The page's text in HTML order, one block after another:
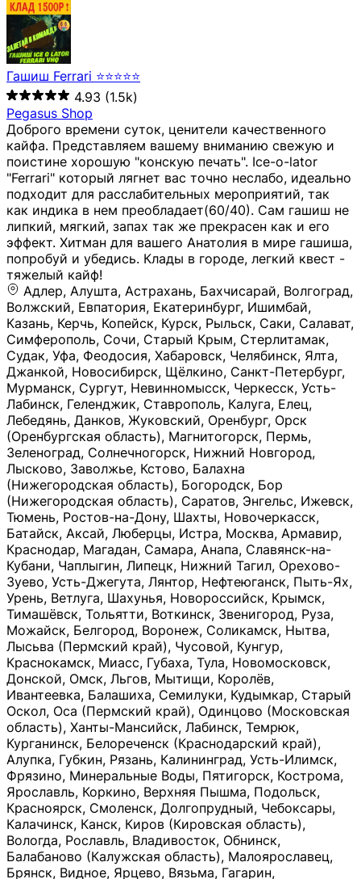
Гашиш Ferrari ⭐⭐⭐⭐⭐
4.93 (1.5k)
Pegasus Shop
Доброго времени суток, ценители качественного
кайфа. Представляем вашему вниманию свежую и
поистине хорошую "конскую печать". Ice-o-lator
"Ferrari" который лягнет вас точно неслабо, идеально
подходит для расслабительных мероприятий, так
как индика в нем преобладает(60/40). Сам гашиш не
липкий, мягкий, запах так же прекрасен как и его
эффект. Хитман для вашего Анатолия в мире гашиша,
попробуй и убедись. Клады в городе, легкий квест -
тяжелый кайф!
Адлер, Алушта, Астрахань, Бахчисарай, Волгоград, Волжский, Евпатория, Екатеринбург, Ишимбай, Казань, Керчь, Копейск, Курск, Рыльск, Саки, Салават, Симферополь, Сочи, Старый Крым, Стерлитамак, Судак, Уфа, Феодосия, Хабаровск, Челябинск, Ялта, Джанкой, Новосибирск, Щёлкино, Санкт-Петербург, Мурманск, Сургут, Невинномысск, Черкесск, Усть-Лабинск, Геленджик, Ставрополь, Калуга, Елец, Лебедянь, Данков, Жуковский, Оренбург, Орск (Оренбургская область), Магнитогорск, Пермь, Зеленоград, Солнечногорск, Нижний Новгород, Лысково, Заволжье, Кстово, Балахна (Нижегородская область), Богородск, Бор (Нижегородская область), Саратов, Энгельс, Ижевск, Тюмень, Ростов-на-Дону, Шахты, Новочеркасск, Батайск, Аксай, Люберцы, Истра, Москва, Армавир, Краснодар, Магадан, Самара, Анапа, Славянск-на-Кубани, Чаплыгин, Липецк, Нижний Тагил, Орехово-Зуево, Усть-Джегута, Лянтор, Нефтеюганск, Пыть-Ях, Урень, Ветлуга, Шахунья, Новороссийск, Крымск, Тимашёвск, Тольятти, Воткинск, Звенигород, Руза, Можайск, Белгород, Воронеж, Соликамск, Нытва, Лысьва (Пермский край), Чусовой, Кунгур, Краснокамск, Миасс, Губаха, Тула, Новомосковск, Донской, Омск, Льгов, Мытищи, Королёв, Ивантеевка, Балашиха, Семилуки, Кудымкар, Старый Оскол, Оса (Пермский край), Одинцово (Московская область), Ханты-Мансийск, Лабинск, Темрюк, Курганинск, Белореченск (Краснодарский край), Алупкa, Губкин, Рязань, Калининград, Усть-Илимск, Фрязино, Минеральные Воды, Пятигорск, Кострома, Ярославль, Коркино, Верхняя Пышма, Подольск, Красноярск, Смоленск, Долгопрудный, Чебоксары, Калачинск, Канск, Киров (Кировская область), Вологда, Рославль, Владивосток, Обнинск, Балабаново (Калужская область), Малоярославец, Брянск, Видное, Ярцево, Вязьма, Гагарин, Приволжск, Фурманов, Чайковский, Кинешма, Горячий Ключ, Улан-Удэ, Туймазы, Дюртюли, Альметьевск, Нефтекамск, Хадыженск, Апшеронск, Майкоп, Уссурийск, Ульяновск, Гатчина, Луга (Ленинградская область), Надым, Ногинск, Электросталь, Железнодорожный (Московская область), Бутурлиновка, Кириллов, Краснознаменск (Калиниградская область), Мышкин, Томмот, Холм, Абакан, Абдулино, Агидель, Агрыз, Адыгейск, Азнакаево, Алатырь, Алдан, Алейск, Александров, Александровск, Алексеевка (Белгородская обл.), Алексин, Амурск, Анадырь, Ангарск, Андреаполь, Анжеро-Судженск, Анива, Апатиты, Арамиль, Ардон, Арзамас, Аркадак, Арсеньев, Артём, Артёмовский, Архангельск, Асбест, Асино, Аткарск, Ахтубинск, Аша, Бабаево (Вологодская область), Бавлы (Республика Татарстан), Байкальск, Бакал, Баксан, Балаклава, Балаково (Саратовская область), Балашов (Саратовская область), Балтийск, Барабинск, Барнаул, Барыш (Ульяновская область), Бежецк, Белая Калитва (Ростовская область), Белебей, Белогорск (Крым), Белозерск, Белокуриха, Беломорск, Белоозёрский (Московская область), Белорецк (Республика Башкортостан), Кызыл, Белоярский (Ханты-Мансийский АО), Бердск, Березники (Пермский край), Берёзовский (Кемеровская область), Берёзовский (Свердловская область), Беслан, Бийск, Бикин, Билибино, Биробиджан, Благовещенск (Амурская область), Благовещенск (Башкортостан), Бобров, Богородицк, Боготол, Богучар, Бокситогорск (Ленинградская область), Бологое (Тверская область), Болхов, Большой Камень (Приморский край), Борисоглебск (Воронежская область), Боровичи (Новгородская область), Боровск, Бородино, Братск, Бронницы (Московская область), Бугульма (Республика Татарстан), Бугуруслан (Оренбургская область), Буинск, Буй, Буйнакск, Валдай, Валуйки, Велиж, Великие Луки, Великий Новгород, Великий Устюг, Вельск, Венёв, Верещагино, Верхнеуральск, Верхний Уфалей, Верхняя Салда, Верхняя Тура, Весьегонск, Вилючинск, Вихоревка, Вичуга, Владикавказ, Волгодонск, Волгореченск, Володарск, Волосово, Волчанск, Вольск, Воркута, Ворсма, Всеволожск (Ленинградская область), Вуктыл, Выкса, Высоковск, Высоцк, Вытегра, Вышний Волочёк, Вяземский, Вязники, Вятские Поляны, Нея, Шилка, Гаврилов Посад, Гаврилов-Ям, Гай, Галич, Гдов, Голицыно, Горно-Алтайск, Горнозаводск, Горняк, Городец, Гороховец, Гремячинск, Грозный, Грязи, Грязовец, Губкинский, Гуково, Гулькевичи, Гурьевск (Калининградская область), Гурьевск (Кемеровская область), Гусев, Гусь-Хрустальный, Давлеканово, Далматово, Дальнегорск, Дегтярск, Дедовск, Демидов, Дербент, Десногорск, Дзержинск, Дзержинский (Московская область), Дивногорск, Димитровград, Дмитровск, Дно, Добрянка, Долинск, Домодедово, Донецк (ДНР), Дорогобуж, Дрезна, Дубна, Дудинка, Духовщина, Дятьково, Егорьевск, Елабуга, Елизово, Ельня (Будет изменено название), Емва, Енисейск, Ермолино, Ершов, Ессентуки, Ефремов, Железноводск, Железногорск (Красноярский край), Железногорск (Курская область), Железногорск-Илимский, Жигулёвск, Жиздра, Жирновск, Жуков, Жуковка, Заводоуковск, Заволжск, Задонск, Заинск, Заозёрный, Заозёрск, Западная Двина, Заполярный, Зарайск, Заречный (Пензенская область), Заречный (Свердловская область), Заринск, Звенигово, Зверево, Зеленогорск ( Ленинградская обл. ), Зеленоградск, Зеленодольск, Зеленокумск, Зерноград, Зима, Змеиногорск, Зубцов, Ивангород, Иваново, Ивдель, Избербаш, Изобильный, Иланский, Инза, Инкерман, Инта, Ипатово, Искитим, Йошкар-Ола, Кадников, Калач, Калач-на-Дону, Калининск, Калтан, Калязин, Камбарка, Каменка (Пензенская область), Каменногорск (Ленинградская область), Каменск-Уральский, Каменск-Шахтинский, Камень-на-Оби, Камешково, Камышин, Канаш, Кандалакша, Карабаново, Карабаш, Карачаевск, Каргат, Каргополь, Карпинск, Карталы, Касимов, Касли, Каспийск, Катав-Ивановск, Катайск, Качканар, Кашин, Кашира, Кемерово, Кемь, Кизел, Кизилюрт, Кизляр, Кимовск, Кимры, Кингисепп, Кинель, Киреевск, Киренск, Киржач, Кириши, Кирово-Чепецк, Кировск (Ленинградская область), Кировск (Мурманская область), Кирсанов, Киселёвск, Кисловодск, Климовск, Клинцы, Княгинино, Ковдор, Ковров, Когалым, Козельск, Козьмодемьянск, Кола, Кологрив, Колпашево, Колпино, Кольчугино, Комсомольск, Комсомольск-на-Амуре, Конаково, Кондопога, Кондрово, Константиновск, Кораблино, Кореновск, Корсаков, Коряжма, Костерёво, Костомукша, Котельники, Котельниково, Котельнич, Котлас, Котовск, Кохма, Красноармейск (Московская область), Краснозаводск, Краснознаменск (Московская область), Краснокаменск, Краснослободск (Волгоградская область), Краснотурьинск, Красноуральск, Красный Сулин, Кремёнки, Кропоткин, Кубинка, Кувшиново (Тверская область), Кудрово, Кулебаки, Кумертау, Курлово, Куровское, Куртамыш, Курчатов, Куса, Кушва, Кыштым, Лабытнанги, Лагань, Лаишево (Республика Татарстан), Лакинск, Лангепас, Лахденпохья, Ленинск-Кузнецкий, Ленск (Республика Саха), Лермонтов (Ставропольский край), Лесозаводск (Приморский край), Лесосибирск, Ливны (Орловская область), Ликино-Дулёво, Липки (Тульская область), Лиски (Воронежская область), Лихославль, Лодейное Поле, Ломоносов (Санкт-Петербург), Лосино-Петровский, Лукоянов, Луховицы, Лыткарино, Любань (Ленинградская область), Любим, Людиново, Магас, Майский, Макаров, Малая Вишера, Малгобек, Мамадыш, Мамоново, Мантурово, Маркс, Махачкала, Мглин, Мегион, Медвежьегорск, Медногорск, Медынь, Меленки, Мелеуз, Менделеевск, Мещовск, Микунь, Миллерово, Минусинск, Миньяр, Мирный (Архангельская область), Мирный (Якутия), Михайловка (Город), Михайловск (Свердловская область), Михайловск (Ставропольский край), Могоча, Можга, Моздок, Мончегорск, Морозовск, Моршанск, Мосальск, Муравленко, Мурино, Муром, Мценск, Мыски, Набережные Челны, Навашино (Нижегородская область), Назарово (Красноярский край), Назрань, Нальчик, Наро-Фоминск, Нарткала, Нарьян-Мар, Находка, Невель (Псковская область), Невельск, Невьянск, Нелидово (Тверская область), Неман, Нерехта (Костромская область), Нерюнгри, Нестеров, Нефтегорск (Самарская область), Нефтекумск, Нижневартовск, Нижнекамск (Республика Татарстан), Нижнеудинск, Нижние Серги, Нижний Ломов, Нижняя Тура, Николаевск-на-Амуре, Никольск (Вологодская область), Никольск (Пензенская область), Новая Ладога, Новая Ляля, Новоалександровск, Новоалтайск, Нововоронеж, Новодвинск, Новозыбков, Новокубанск, Новокуйбышевск, Новомичуринск, Новопавловск, Новоржев, Новосокольники, Новотроицк, Новоульяновск, Новоуральск, Новохопёрск, Новочебоксарск, Новошахтинск, Новый Оскол, Новый Уренгой, Норильск, Нурлат, Нягань, Нязепетровск, Няндома, Облучье, Обоянь, Озёрск (Калининградская область), Озёрск (Челябинская область), Озёры, Октябрьск (Самарская область), Октябрьский (Башкортостан), Окуловка (Новгородская область), Оленегорск, Олонец, Онега, Опочка, Осинники, Осташков, Остров, Острогожск, Отрадный, Оха, Павлово, Павловск (Воронежская область), Павловск (Санкт-Петербург), Павловский Посад, Партизанск, Певек, Пенза, Первоуральск, Перевоз, Пересвет, Переславль-Залесский, Пестово (Новгородская область), Петрозаводск, Петропавловск-Камчатский, Печоры, Пикалёво, Пионерский, Питкяранта, Плавск, Плёс, Подпорожье, Покачи, Покров, Покровск, Полесск, Полысаево, Полярные Зори, Полярный, Поронайск, Порхов, Похвистнево, Почеп, Починок, Пошехонье, Правдинск, Приморск (Калининградская область), Приморско-Ахтарск, Приозерск, Прокопьевск, Протвино, Прохладный, Пугачёв, Пудож, Пустошка, Пушкино, Пущино, Пыталово, Радужный (Владимирская область), Радужный (Ханты-Мансийский АО), Райчихинск, Раменское, Рассказово, Ревда, Реж, Реутов, Родники, Россошь, Ростов (Ярославская обл.), Рошаль, Ртищево, Рубцовск, Рузаевка, Рыбинск, Рыбное, Ряжск, Салехард, Сальск, Саранск, Сарапул, Саров, Сасово, Сатка, Сафоново, Саяногорск, Саянск, Светлогорск, Светлоград, Светлый, Светогорск (Ленинградская область), Свободный, Себеж, Северобайкальск, Северодвинск, Североуральск, Сегежа, Семикаракорск, Сенгилей, Серафимович, Сергач, Сергиев Посад, Сердобск, Сертолово (Ленинградская область), Сестрорецк (Ленинградская область), Сибай, Скопин, Славгород, Сланцы, Слободской, Слюдянка, Собинка, Советск (Кировская область), Советск (Калининградская область), Советск (Тульская область), Советская Гавань, Советский (Ханты-Мансийский АО), Сокол (Вологодская область), Солигалич, Соль-Илецк, Сольцы, Сортавала, Сосенский, Сосновоборск, Сосновый Бор (Ленинградская область), Сосногорск, Спас-Клепики, Спасск-Рязанский, С